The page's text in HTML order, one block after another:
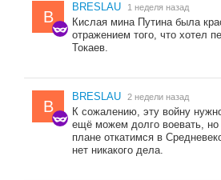
B
BRESLAU 1 неделя назад
Кислая мина Путина была
отражением того, что хотел
Токаев.
B
BRESLAU 2 недели назад
К сожалению, эту войну
ещё можем долго воевать, но
плане откатимся в
нет никакого дела.